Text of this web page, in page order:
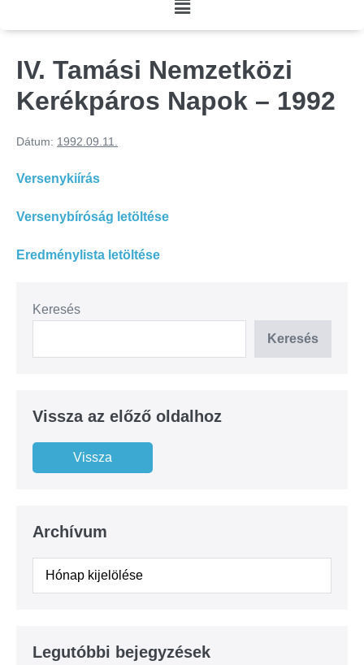
IV. Tamási Nemzetközi
Kerékpáros Napok – 1992
Dátum: 1992.09.11.
Versenykiírás
Versenybíróság letöltése
Eredménylista letöltése
Keresés
Keresés
Vissza az előző oldalhoz
Archívum
Legutóbbi bejegyzések